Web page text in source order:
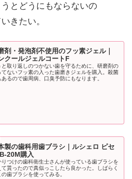
とどうにもならないの
きたい。
剤・発泡剤不使用のフッ素ジェル｜
クールジェルコートF
と取り返しのつかない歯を守るために、研磨剤の
てないフッ素の入った歯磨きジェルを購入。殺菌
あるので歯周病、口臭予防にもなります。
製の歯科用歯ブラシ｜ルシェロ ピセ
20M購入
りつけの歯科衛生士さんが使っている歯ブラシを
て貰ったので真似っこしたら良かった。しばらく
の歯ブラシを使ってみる。